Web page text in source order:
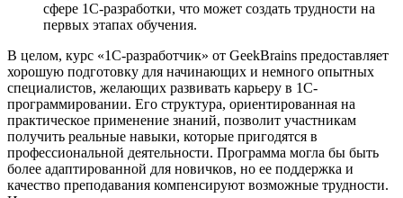
сфере 1С-разработки, что может создать трудности на
первых этапах обучения.
В целом, курс «1С-разработчик» от GeekBrains предоставляет
хорошую подготовку для начинающих и немного опытных
специалистов, желающих развивать карьеру в 1С-
программировании. Его структура, ориентированная на
практическое применение знаний, позволит участникам
получить реальные навыки, которые пригодятся в
профессиональной деятельности. Программа могла бы быть
более адаптированной для новичков, но ее поддержка и
качество преподавания компенсируют возможные трудности.